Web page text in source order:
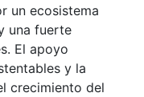
un ecosistema
una fuerte
El apoyo
y la
crecimiento del